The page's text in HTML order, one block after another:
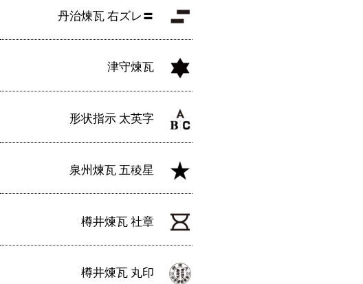
丹治煉瓦 右ズレ〓
津守煉瓦
形状指示 太英字
泉州煉瓦 五稜星
樽井煉瓦 社章
樽井煉瓦 丸印